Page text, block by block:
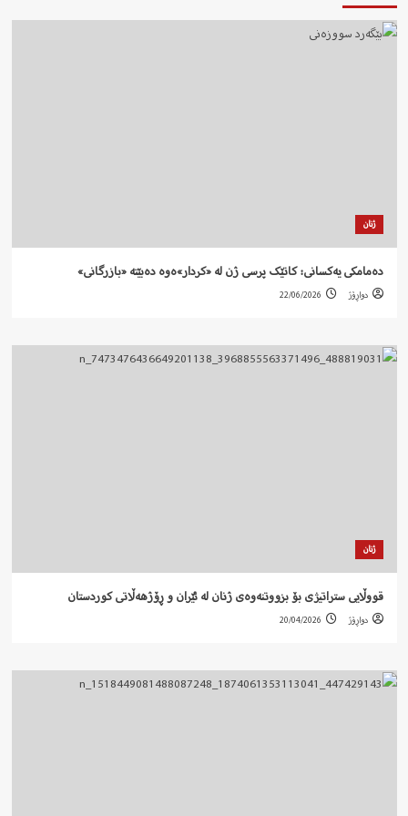
ژنان
دەمامکی یەکسانی: کاتێک پرسی ژن لە «کردار»ەوە دەبێتە «بازرگانی»
دواڕۆژ 22/06/2026
ژنان
قووڵایی ستراتیژی بۆ بزووتنەوەی ژنان لە ئێران و ڕۆژهەڵاتی کوردستان
دواڕۆژ 20/04/2026